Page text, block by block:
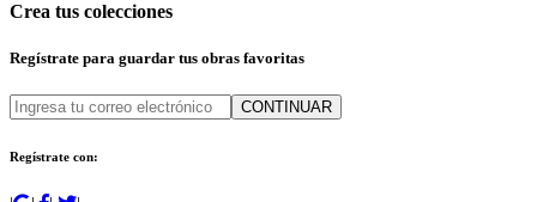
Crea tus colecciones
Regístrate para guardar tus obras favoritas
CONTINUAR
Regístrate con: